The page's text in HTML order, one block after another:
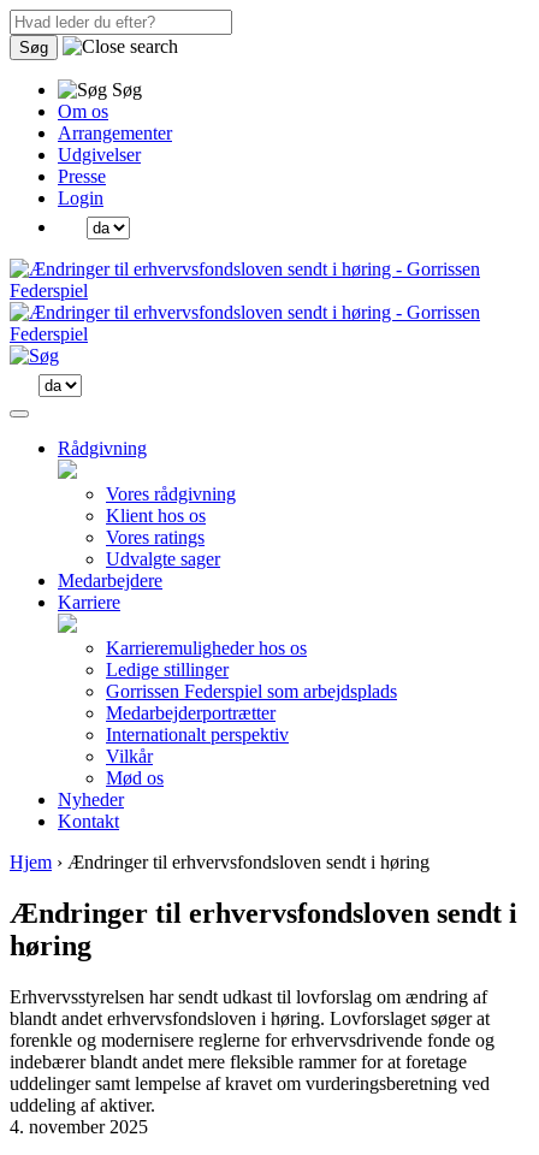
Søg
Søg
Om os
Arrangementer
Udgivelser
Presse
Login
Rådgivning
Vores rådgivning
Klient hos os
Vores ratings
Udvalgte sager
Medarbejdere
Karriere
Karrieremuligheder hos os
Ledige stillinger
Gorrissen Federspiel som arbejdsplads
Medarbejderportrætter
Internationalt perspektiv
Vilkår
Mød os
Nyheder
Kontakt
Hjem › Ændringer til erhvervsfondsloven sendt i høring
Ændringer til erhvervsfondsloven sendt i
høring
Erhvervsstyrelsen har sendt udkast til lovforslag om ændring af
blandt andet erhvervsfondsloven i høring. Lovforslaget søger at
forenkle og modernisere reglerne for erhvervsdrivende fonde og
indebærer blandt andet mere fleksible rammer for at foretage
uddelinger samt lempelse af kravet om vurderingsberetning ved
uddeling af aktiver.
4. november 2025